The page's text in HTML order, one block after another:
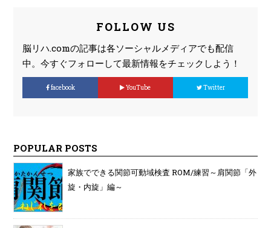
FOLLOW US
脳リハ.comの記事は各ソーシャルメディアでも配信
中。今すぐフォローして最新情報をチェックしよう！
facebook YouTube Twitter
POPULAR POSTS
家族でできる関節可動域検査 ROM/練習～肩関節「外
旋・内旋」編～